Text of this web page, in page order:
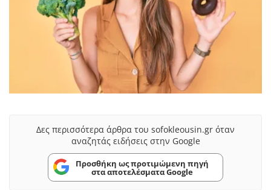
Δες περισσότερα άρθρα του sofokleousin.gr όταν
αναζητάς ειδήσεις στην Google
Προσθήκη ως προτιμώμενη πηγή
στα αποτελέσματα Google